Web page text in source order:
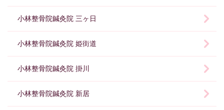
小林整骨院鍼灸院 三ヶ日
小林整骨院鍼灸院 姫街道
小林整骨院鍼灸院 掛川
小林整骨院鍼灸院 新居